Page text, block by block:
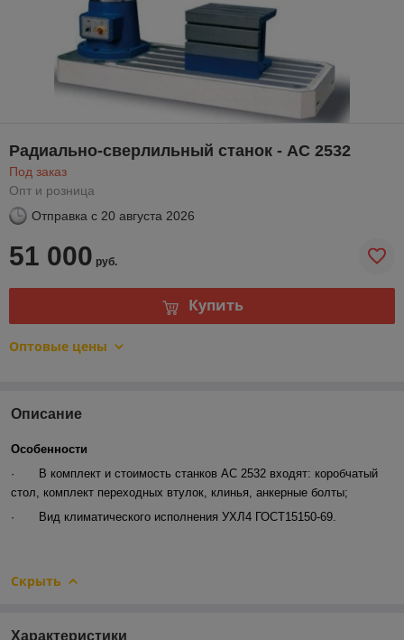
Радиально-сверлильный станок - АС 2532
Под заказ
Опт и розница
Отправка с 20 августа 2026
51 000 руб.
Купить
Оптовые цены
Описание
Особенности
·
В комплект и стоимость станков АС 2532 входят: коробчатый
стол, комплект переходных втулок, клинья, анкерные болты;
·
Вид климатического исполнения УХЛ4 ГОСТ15150-69.
Скрыть
Характеристики